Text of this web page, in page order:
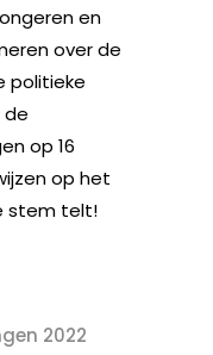
en
over de
politieke
de
op 16
op het
stem telt!
2022